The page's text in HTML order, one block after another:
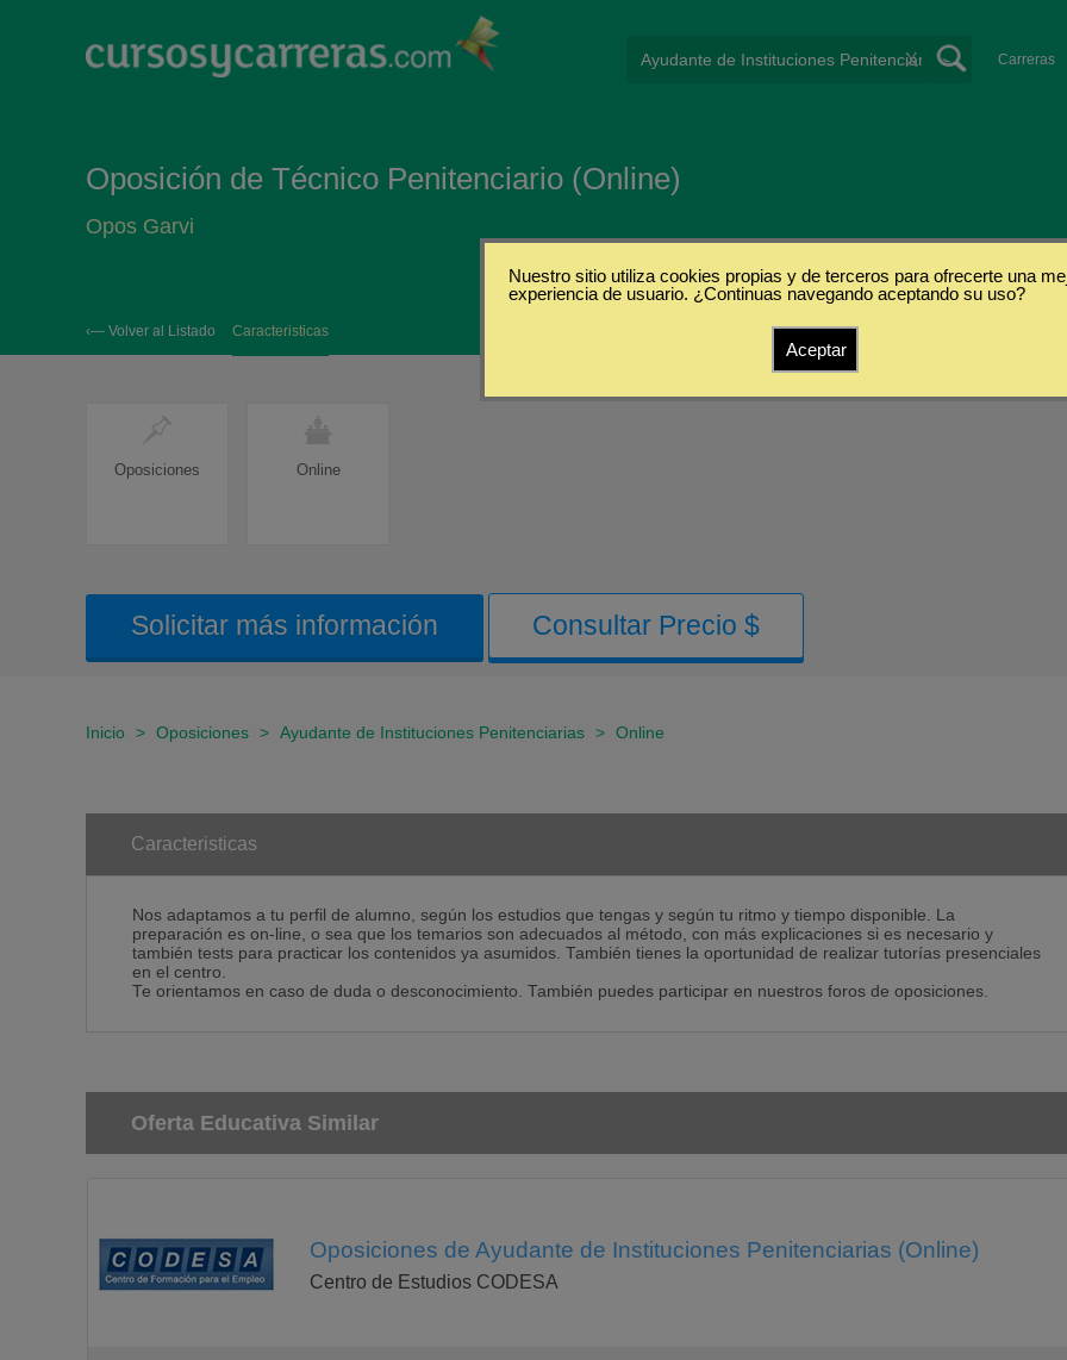
Carreras
X
Oposición de Técnico Penitenciario (Online)
Opos Garvi
‹— Volver al Listado Caracteristicas
Oposiciones Online
Solicitar más información Consultar Precio $
Inicio > Oposiciones > Ayudante de Instituciones Penitenciarias > Online
Caracteristicas
Nos adaptamos a tu perfil de alumno, según los estudios que tengas y según tu ritmo y tiempo disponible. La
preparación es on-line, o sea que los temarios son adecuados al método, con más explicaciones si es necesario y
también tests para practicar los contenidos ya asumidos. También tienes la oportunidad de realizar tutorías presenciales
en el centro.
Te orientamos en caso de duda o desconocimiento. También puedes participar en nuestros foros de oposiciones.
Oferta Educativa Similar
Oposiciones de Ayudante de Instituciones Penitenciarias (Online)
Centro de Estudios CODESA
Nuestro sitio utiliza cookies propias y de terceros para ofrecerte una
experiencia de usuario. ¿Continuas navegando aceptando su uso?
Aceptar